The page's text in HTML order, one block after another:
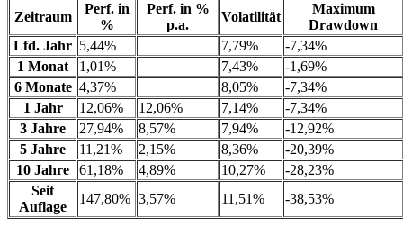
Zeitraum
Perf. in
%
Perf. in %
p.a.
Volatilität
Maximum
Drawdown
Lfd. Jahr 5,44% 7,79%
-7,34%
1 Monat
1,01% 7,43%
-1,69%
6 Monate 4,37% 8,05%
-7,34%
1 Jahr
12,06% 12,06% 7,14%
-7,34%
3 Jahre
27,94% 8,57% 7,94%
-12,92%
5 Jahre
11,21% 2,15% 8,36%
-20,39%
10 Jahre
61,18% 4,89% 10,27%
-28,23%
Seit
Auflage
147,80% 3,57% 11,51% -38,53%